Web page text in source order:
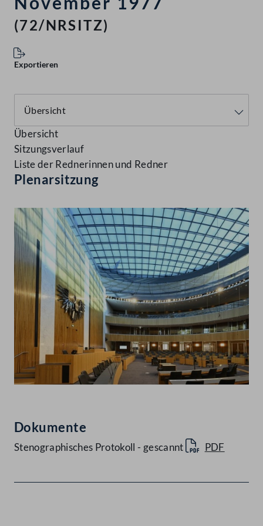
(72/NRSITZ)
Exportieren
Übersicht
Sitzungsverlauf
Liste der Rednerinnen und Redner
Plenarsitzung
Dokumente
Stenographisches Protokoll - gescannt PDF